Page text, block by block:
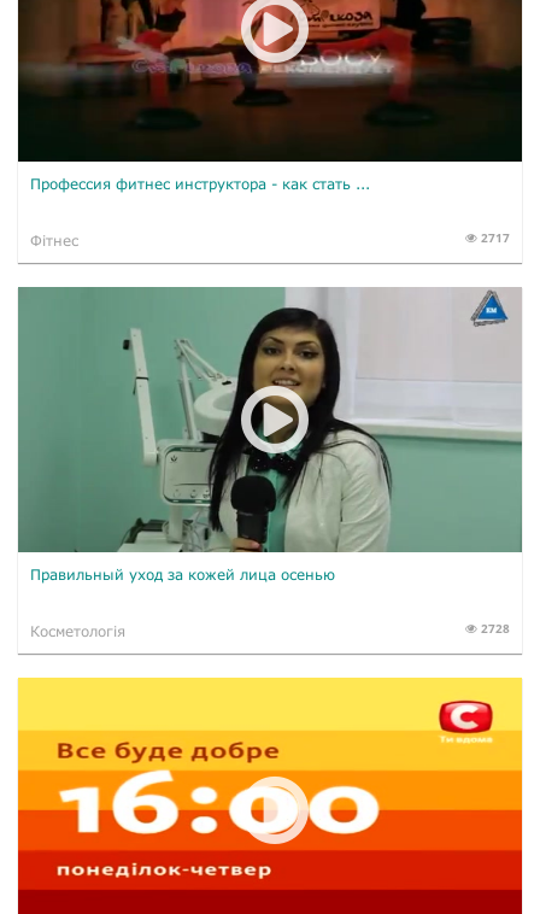
Профессия фитнес инструктора - как стать ...
Фітнес 2717
Правильный уход за кожей лица осенью
Косметологія 2728